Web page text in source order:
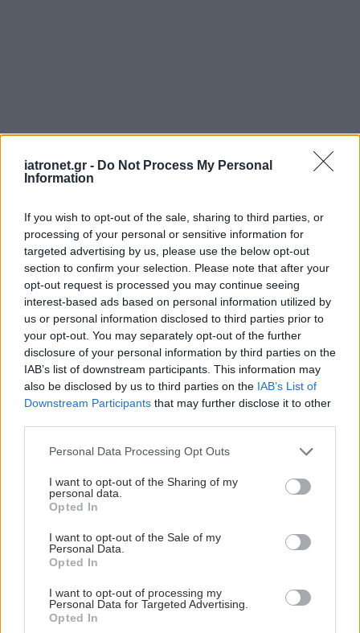
iatronet.gr - Do Not Process My Personal
Information
If you wish to opt-out of the sale, sharing to third parties, or
processing of your personal or sensitive information for
targeted advertising by us, please use the below opt-out
section to confirm your selection. Please note that after your
opt-out request is processed you may continue seeing
interest-based ads based on personal information utilized by
us or personal information disclosed to third parties prior to
your opt-out. You may separately opt-out of the further
disclosure of your personal information by third parties on the
IAB’s list of downstream participants. This information may
also be disclosed by us to third parties on the IAB’s List of
Downstream Participants that may further disclose it to other
Please note that this website/app uses one or more Google
not limited to your visit or usage behaviour. You may click to
grant or deny consent to Google and its third-party tags to
use your data for below specified purposes in below Google
consent section.
Personal Data Processing Opt Outs
I want to opt-out of the Sharing of my
personal data.
Opted In
I want to opt-out of the Sale of my
Personal Data.
Opted In
I want to opt-out of processing my
Personal Data for Targeted Advertising.
Opted In